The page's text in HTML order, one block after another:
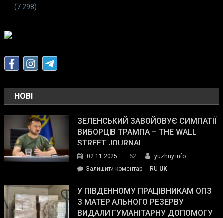
(7 298)
НОВІ
ЗЕЛЕНСЬКИЙ ЗАВОЙОВУЄ СИМПАТІЇ
ВИБОРЦІВ ТРАМПА – THE WALL
STREET JOURNAL.
02.11.2025 52
yuzhny.info
Залишити коментарon
завойовує
симпатії
виборців
RU UK
У ПІВДЕННОМУ ПРАЦІВНИКАМ ОПЗ
З МАТЕРІАЛЬНОГО РЕЗЕРВУ
ВИДАЛИ ГУМАНІТАРНУ ДОПОМОГУ